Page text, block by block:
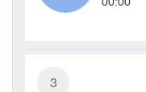
3